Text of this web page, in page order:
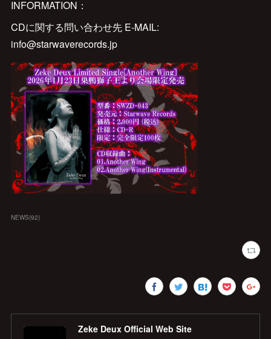
INFORMATION：
CDに関する問い合わせ先 E-MAIL:
info@starwaverecords.jp
NEWS(92)
Zeke Deux Official Web Site